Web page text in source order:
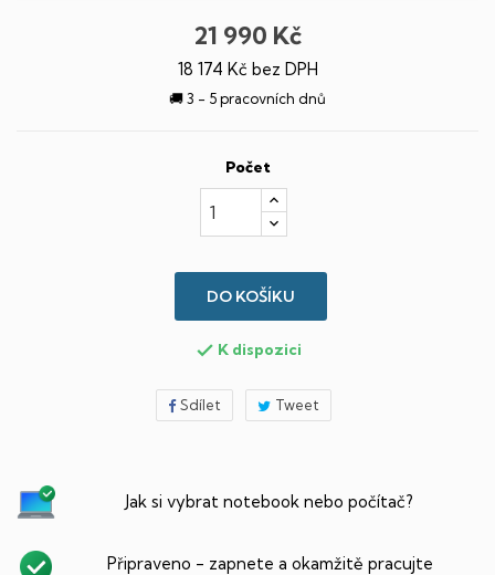
21 990 Kč
18 174 Kč bez DPH
🚚 3 - 5 pracovních dnů
Počet
DO KOŠÍKU
 K dispozici
Sdílet Tweet
Jak si vybrat notebook nebo počítač?
Připraveno - zapnete a okamžitě pracujte